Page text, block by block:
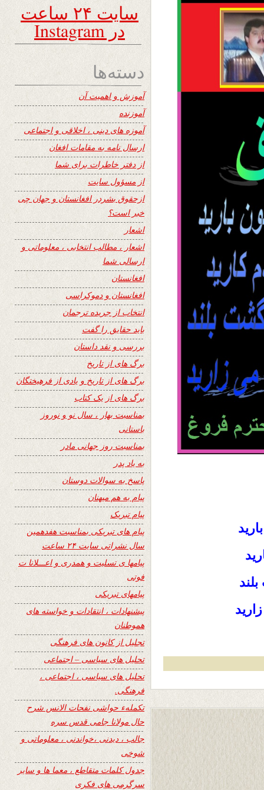
سایت ۲۴ ساعت
در Instagram
دسته‌ها
آموزش و اهمیت آن
آموزنده
آموزه های دینی ، اخلاقی و اجتماعی
ارسال نامه به مقامات افغان
از دفتر خاطرات برای شما
از مسؤول سایت
ازحقوق بشردر افغانستان و جهان چی
خبر است؟
اشعار
اشعار ، مطالب انتخابی ، معلوماتی و
ارسالی شما
افغانستان
افغانستان و دموکراسی
انتخاب از جریده ترجمان
باید حقایق را گفت
بررسی و نقد داستان
برگ های از تاریخ
برگ های از تاریخ و یادی از فرهیختگان
برگ های از یک کتاب
بمناسبت بهار ، سال نو و نوروز
باستانی
بمناسبت روز جهانی مادر
به یاد پدر
پاسخ به سوالات دوستان
پیام به هم میهنان
پیام تبریک
پیام های تبریکی بمناسبت هفدهمین
سال نشراتی سایت ۲۴ ساعت
پیامها ی تسلیت و همدری و اعـــلانا ت
فوتی
پیامهای تبریکی
پیشنهادات ، انتقادات و خواسته های
هموطنان
تجلیل از کانون های فرهنگی
تحلیل های سیاسی – اجتماعی
تحلیل های سیاسی ، اجتماعی ،
فرهنگی.
تکملهء حواشی نفحات الانس شرح
حال مولانا جامی قدس سره
جالب ، دیدنی ،خواندنی ، معلوماتی و
شوخی
جدول کلمات متقاطع ، معما ها و سایر
سرگرمی های فکری